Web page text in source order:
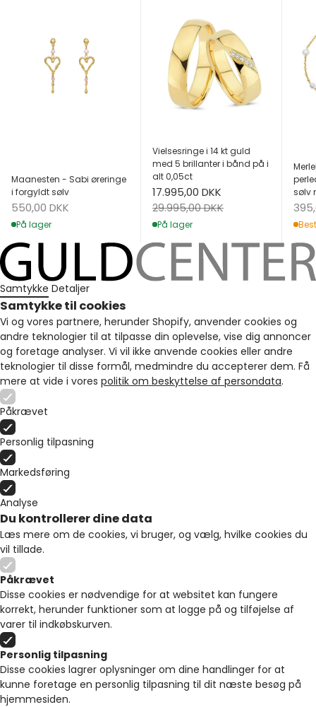
Maanesten - Sabi øreringe
i forgyldt sølv
Salgspris
550,00 DKK
På lager
Vielsesringe i 14 kt guld
med 5 brillanter i bånd på i
alt 0,05ct
Salgspris
17.995,00 DKK
Normalpris
29.995,00 DKK
På lager
sølv
Samtykke Detaljer
Samtykke til cookies
Vi og vores partnere, herunder Shopify, anvender cookies og
andre teknologier til at tilpasse din oplevelse, vise dig annoncer
og foretage analyser. Vi vil ikke anvende cookies eller andre
teknologier til disse formål, medmindre du accepterer dem. Få
mere at vide i vores politik om beskyttelse af persondata.
Påkrævet
Personlig tilpasning
Markedsføring
Analyse
Du kontrollerer dine data
Læs mere om de cookies, vi bruger, og vælg, hvilke cookies du
vil tillade.
Påkrævet
Disse cookies er nødvendige for at websitet kan fungere
korrekt, herunder funktioner som at logge på og tilføjelse af
varer til indkøbskurven.
Personlig tilpasning
Disse cookies lagrer oplysninger om dine handlinger for at
kunne foretage en personlig tilpasning til dit næste besøg på
hjemmesiden.